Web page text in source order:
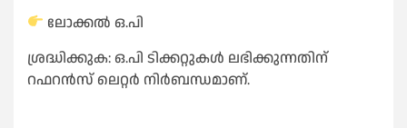
ലോക്കൽ ഒ.പി
ശ്രദ്ധിക്കുക: ഒ.പി ടിക്കറ്റുകൾ ലഭിക്കുന്നതിന്
റഫറൻസ് ലെറ്റർ നിർബന്ധമാണ്.